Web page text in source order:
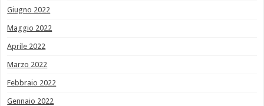
Giugno 2022
Maggio 2022
Aprile 2022
Marzo 2022
Febbraio 2022
Gennaio 2022